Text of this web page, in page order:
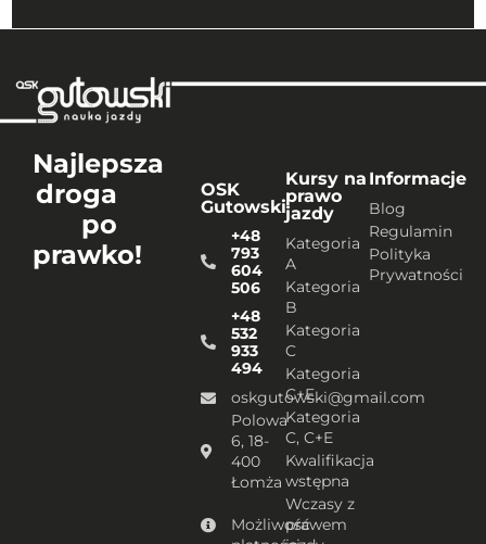
OSK
Gutowski
+48
793
604
506
+48
532
933
494
oskgutowski@gmail.com
Polowa
6, 18-
400
Łomża
Możliwość
Kursy na
prawo
jazdy
Kategoria
A
Kategoria
B
Kategoria
C
Kategoria
C+E
Kategoria
C, C+E
Kwalifikacja
wstępna
Wczasy z
prawem
Informacje
Blog
Regulamin
Polityka
Prywatności
Najlepsza
droga
po
prawko!